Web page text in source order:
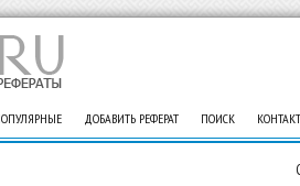
ДОБАВИТЬ РЕФЕРАТ ПОИСК